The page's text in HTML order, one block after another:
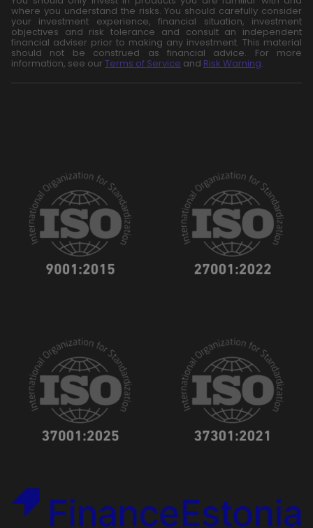
where you understand the risks. You should carefully consider
your investment experience, financial situation, investment
objectives and risk tolerance and consult an independent
financial adviser prior to making any investment. This material
should not be construed as financial advice. For more
information, see our Terms of Service and Risk Warning.